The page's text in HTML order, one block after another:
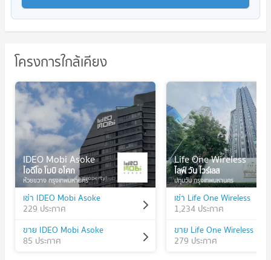
โครงการใกล้เคียง
IDEO Mobi Asoke
ไอดีโอ โมบิ อโศก
ห้วยขวาง กรุงเทพมหานคร
เช่า IDEO Mobi Asoke
229 ประกาศ
ขาย IDEO Mobi Asoke
85 ประกาศ
Life One Wireless
ไลฟ์ วัน ไวร์เลส
ปทุมวัน กรุงเทพมหานคร
เช่า Life One Wireless
1,234 ประกาศ
ขาย Life One Wireless
279 ประกาศ